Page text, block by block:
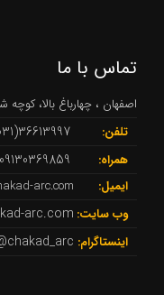
تماس با ما
اصفهان ، چهارباغ بالا،
تلفن:
36613997(031)
همراه: 09130369859
ایمیل:
arc.com
وب سایت: arc.com
اینستاگرام: chakad_arc@